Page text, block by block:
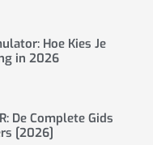
Hoe Kies Je
in 2026
De Complete Gids
[2026]